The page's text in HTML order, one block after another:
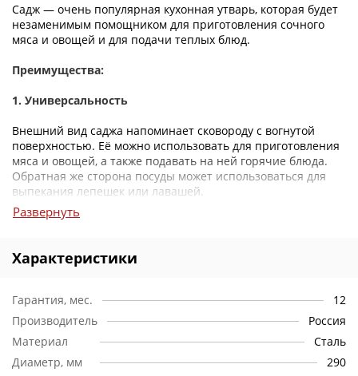
Садж — очень популярная кухонная утварь, которая будет
незаменимым помощником для приготовления сочного
мяса и овощей и для подачи теплых блюд.
Преимущества:
1. Универсальность
Внешний вид саджа напоминает сковороду с вогнутой
поверхностью. Её можно использовать для приготовления
мяса и овощей, а также подавать на ней горячие блюда.
Обратная же сторона посуды может использоваться для
выпекания лепешек или лавашей.
2. Уникальность конструкции
Необычная конструкция саджа способствует тому, что
пища на нем долго остается горячей.
3. Легкость
Данная модель изготовлена из стали. Благодаря этому
прочному материалу, садж отличается легкостью и
удобством применения.
Развернуть
Характеристики
Гарантия, мес.
12
Производитель
Россия
Материал
Сталь
Диаметр, мм
290